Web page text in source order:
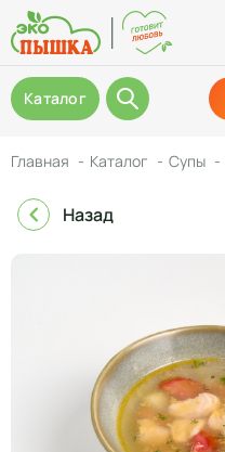
Каталог
Главная Каталог Супы
Назад